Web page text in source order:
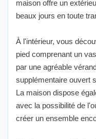
maison offre un
beaux jours en toute
À l'intérieur, vous
pied comprenant un
par une agréable
supplémentaire ouvert
La maison dispose
avec la possibilité de
créer un ensemble